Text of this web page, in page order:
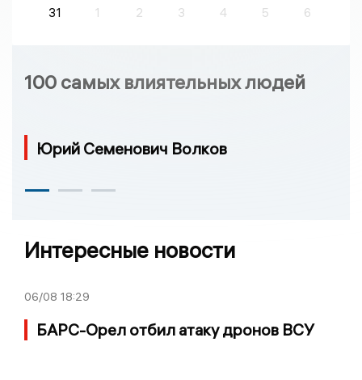
31
1 2 3 4 5 6
100 самых влиятельных людей
Юрий Семенович Волков
Интересные новости
06/08 18:29
БАРС-Орел отбил атаку дронов ВСУ